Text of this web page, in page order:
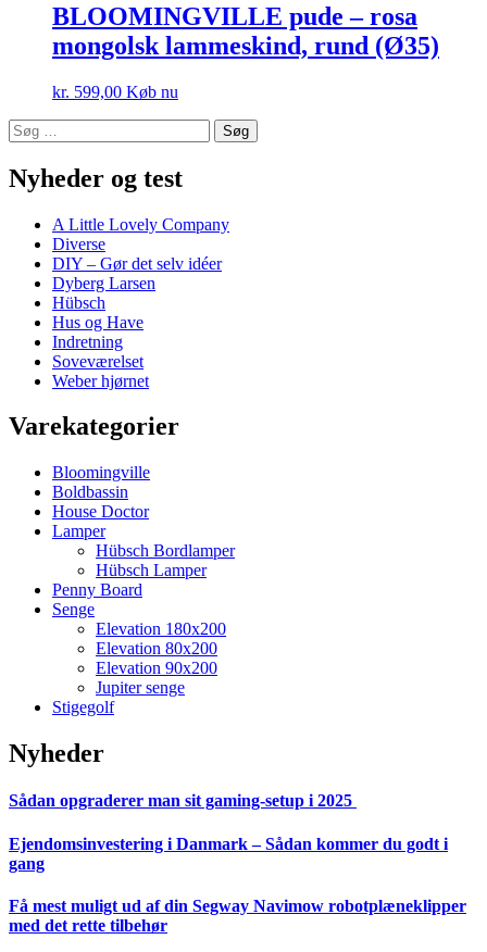
BLOOMINGVILLE pude – rosa
mongolsk lammeskind, rund (Ø35)
kr. 599,00 Køb nu
Søg
efter:
Nyheder og test
A Little Lovely Company
Diverse
DIY – Gør det selv idéer
Dyberg Larsen
Hübsch
Hus og Have
Indretning
Soveværelset
Weber hjørnet
Varekategorier
Bloomingville
Boldbassin
House Doctor
Lamper
Hübsch Bordlamper
Hübsch Lamper
Penny Board
Senge
Elevation 180x200
Elevation 80x200
Elevation 90x200
Jupiter senge
Stigegolf
Nyheder
Sådan opgraderer man sit gaming-setup i 2025
Ejendomsinvestering i Danmark – Sådan kommer du godt i
gang
Få mest muligt ud af din Segway Navimow robotplæneklipper
med det rette tilbehør